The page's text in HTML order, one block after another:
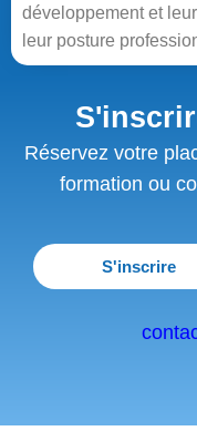
développement et
leur posture
Réservez votre
formation ou
S'inscrire